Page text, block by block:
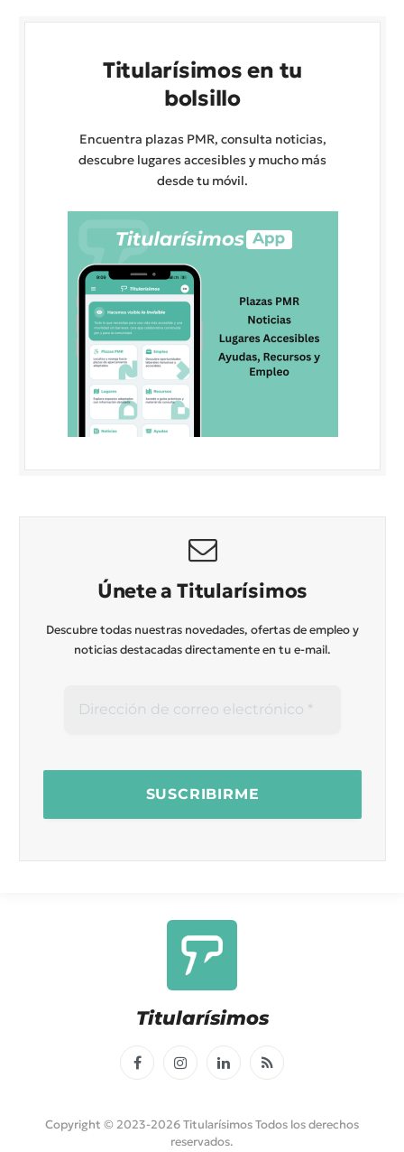
Titularísimos en tu
bolsillo
Encuentra plazas PMR, consulta noticias,
descubre lugares accesibles y mucho más
desde tu móvil.
Únete a Titularísimos
Descubre todas nuestras novedades, ofertas de empleo y
noticias destacadas directamente en tu e-mail.
Titularísimos
FacebookInstagramLinkedInRSS
Copyright © 2023-2026 Titularísimos Todos los derechos
reservados.